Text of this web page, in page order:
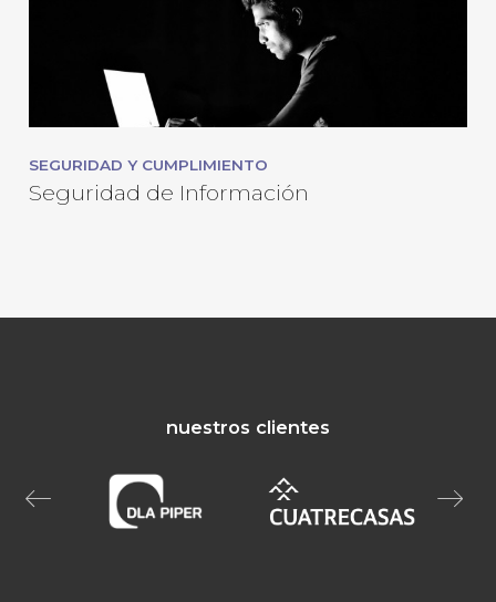
SEGURIDAD Y CUMPLIMIENTO
Seguridad de Información
nuestros clientes